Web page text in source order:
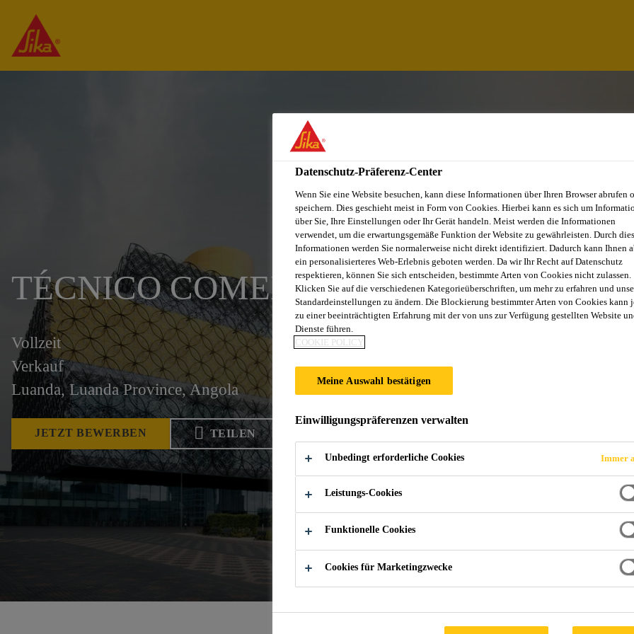
TÉCNICO COMERCIAL (BETÃO)
Vollzeit
Verkauf
Luanda, Luanda Province, Angola
JETZT BEWERBEN TEILEN
Datenschutz-Präferenz-Center
Wenn Sie eine Website besuchen, kann diese Informationen über Ihren Browser abrufen
speichern. Dies geschieht meist in Form von Cookies. Hierbei kann es sich um
über Sie, Ihre Einstellungen oder Ihr Gerät handeln. Meist werden die Informationen
verwendet, um die erwartungsgemäße Funktion der Website zu gewährleisten. Durch
Informationen werden Sie normalerweise nicht direkt identifiziert. Dadurch kann Ihnen
ein personalisierteres Web-Erlebnis geboten werden. Da wir Ihr Recht auf Datenschutz
respektieren, können Sie sich entscheiden, bestimmte Arten von Cookies nicht zulassen.
Klicken Sie auf die verschiedenen Kategorieüberschriften, um mehr zu erfahren und
Standardeinstellungen zu ändern. Die Blockierung bestimmter Arten von Cookies kann
zu einer beeinträchtigten Erfahrung mit der von uns zur Verfügung gestellten Website
Dienste führen.
COOKIE POLICY
Meine Auswahl bestätigen
Einwilligungspräferenzen verwalten
Unbedingt erforderliche Cookies Immer
Leistungs-Cookies
Funktionelle Cookies
Cookies für Marketingzwecke